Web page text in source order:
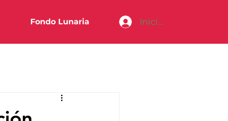
Fondo Lunaria Iniciar sesión